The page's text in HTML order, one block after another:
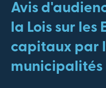
Avis
la Lois sur les
capitaux par
municipalités